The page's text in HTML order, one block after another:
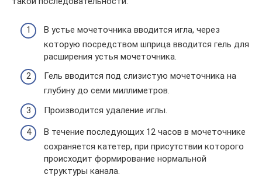
В устье мочеточника вводится игла, через
которую посредством шприца вводится гель для
расширения устья мочеточника.
Гель вводится под слизистую мочеточника на
глубину до семи миллиметров.
Производится удаление иглы.
В течение последующих 12 часов в мочеточнике
сохраняется катетер, при присутствии которого
происходит формирование нормальной
структуры канала.